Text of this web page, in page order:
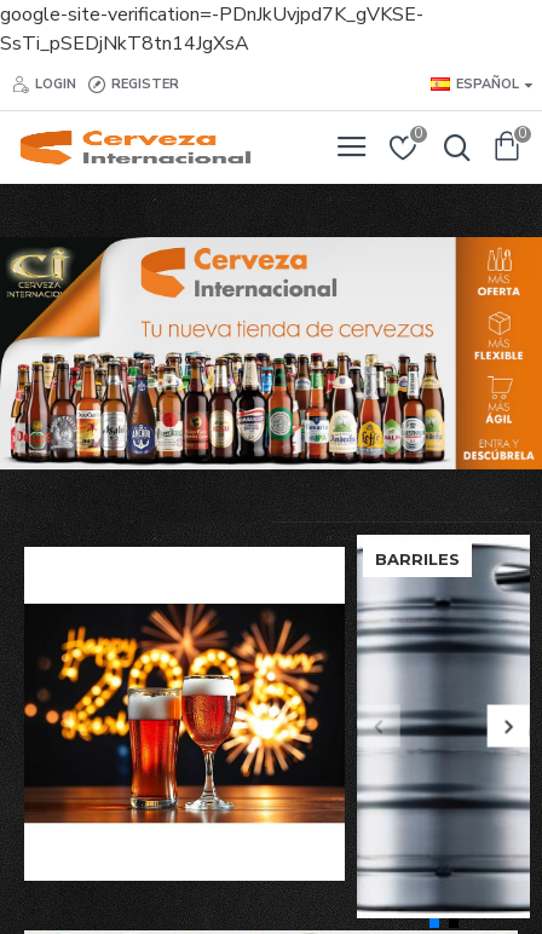
google-site-verification=-PDnJkUvjpd7K_gVKSE-
SsTi_pSEDjNkT8tn14JgXsA
Cerveza
Internacional
LOGIN REGISTER ESPAÑOL
0 0
BARRILES